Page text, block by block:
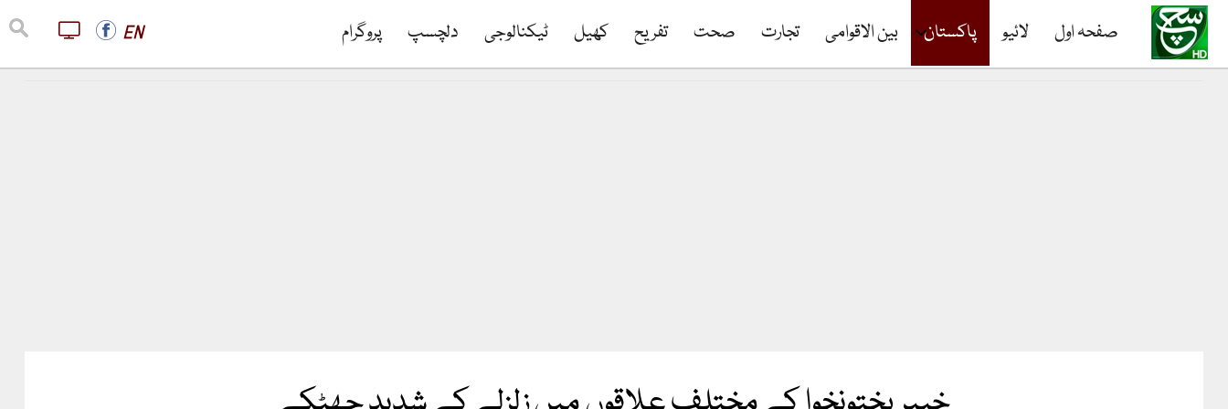
صفحہ اول لائیو پاکستان بین الاقوامی تجارت صحت تفریح کھیل ٹیکنالوجی دلچسپ پروگرام EN